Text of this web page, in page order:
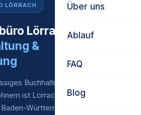
Über uns
Ablauf
FAQ
Blog
LÖRRACH
Lörrach –
&
Buchhaltungsbüro in Lörrach?
ist Lörrach ein bedeutender
Württemberg. Buchmeister